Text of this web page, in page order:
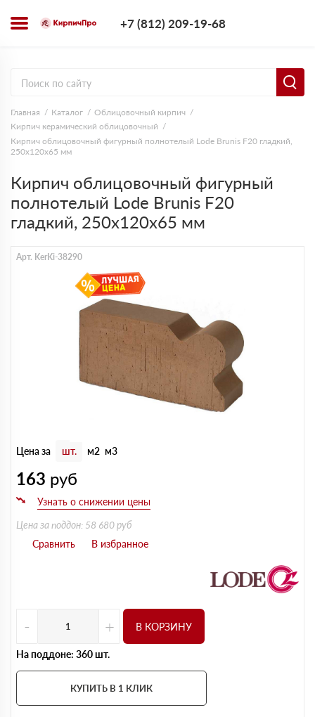
+7 (812) 209-19-68
Главная Каталог
Облицовочный кирпич
Кирпич керамический облицовочный
Кирпич облицовочный фигурный полнотелый Lode Brunis F20 гладкий,
250х120х65 мм
Кирпич облицовочный фигурный
полнотелый Lode Brunis F20
гладкий, 250х120х65 мм
Арт. KerKi-38290
Цена за шт. м2 м3
163 руб
Цена за поддон: 58 680 руб
- + В КОРЗИНУ
На поддоне: 360 шт.
КУПИТЬ В 1 КЛИК